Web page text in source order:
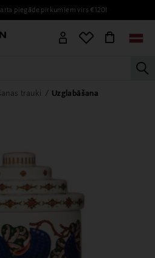
piegāde pirkumiem virs €120!
VĪRIEŠIEM BĒRNIEM
trauki Uzglabāšana